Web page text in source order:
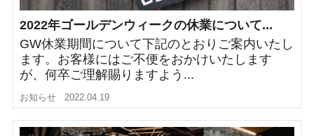
2022年ゴールデンウィークの休業について...
GW休業期間について下記のとおりご案内いたし
ます。お客様にはご不便をおかけいたします
が、何卒ご理解賜りますよう...
お知らせ 2022.04.19